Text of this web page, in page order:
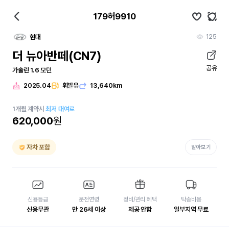
179허9910
현대 125
더 뉴아반떼(CN7)
가솔린 1.6 모던 공유
2025.04 휘발유 13,640km
1개월 계약시최저 대여료
620,000원
자차 포함 알아보기
신용등급
신용무관
운전연령
만 26세 이상
정비/관리 혜택
제공 안함
탁송비용
일부지역 무료